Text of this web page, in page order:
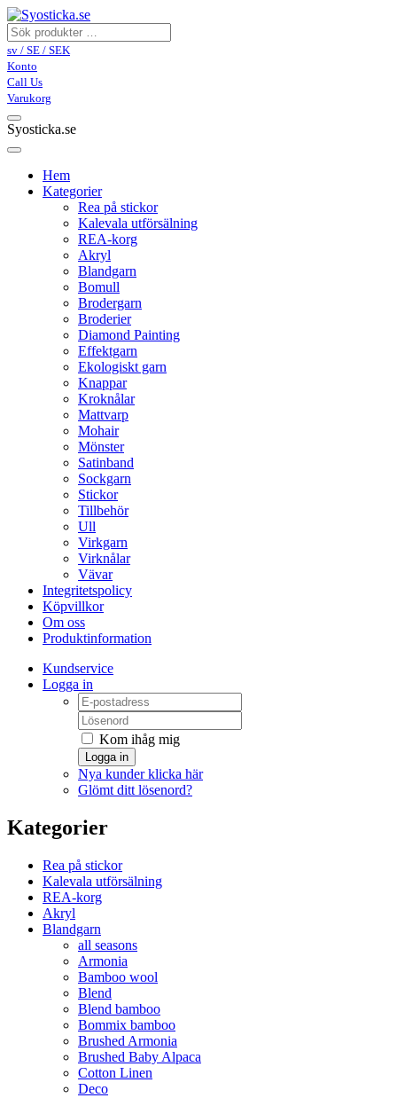
sv / SE / SEK
Konto
Call Us
Varukorg
Syosticka.se
Hem
Kategorier
Rea på stickor
Kalevala utförsälning
REA-korg
Akryl
Blandgarn
Bomull
Brodergarn
Broderier
Diamond Painting
Effektgarn
Ekologiskt garn
Knappar
Kroknålar
Mattvarp
Mohair
Mönster
Satinband
Sockgarn
Stickor
Tillbehör
Ull
Virkgarn
Virknålar
Vävar
Integritetspolicy
Köpvillkor
Om oss
Produktinformation
Kundservice
Logga in
Kom ihåg mig
Logga in
Nya kunder klicka här
Glömt ditt lösenord?
Kategorier
Rea på stickor
Kalevala utförsälning
REA-korg
Akryl
Blandgarn
all seasons
Armonia
Bamboo wool
Blend
Blend bamboo
Bommix bamboo
Brushed Armonia
Brushed Baby Alpaca
Cotton Linen
Deco